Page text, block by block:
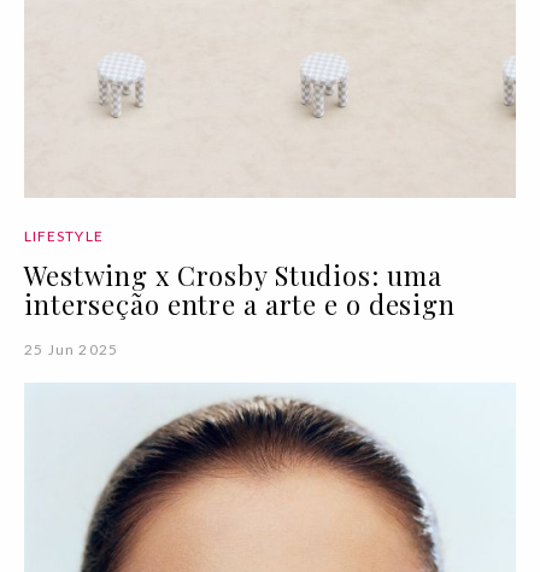
LIFESTYLE
Westwing x Crosby Studios: uma
interseção entre a arte e o design
25 Jun 2025